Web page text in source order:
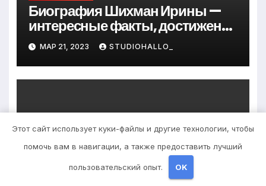
Биография Шихман Ирины —
интересные факты, достижения
и путь к успеху
МАР 21, 2023 STUDIOHALLO_
Причины появления
фурункулов в паху у мужчин
ZNAKCOMSTVA_
Этот сайт использует куки-файлы и другие технологии, чтобы
помочь вам в навигации, а также предоставить лучший
пользовательский опыт. OK